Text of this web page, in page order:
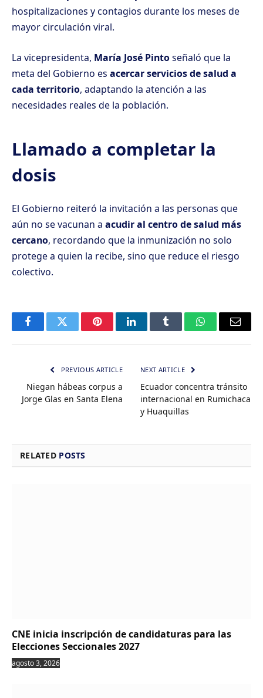
hospitalizaciones y contagios durante los meses de
mayor circulación viral.
La vicepresidenta, María José Pintoseñaló que la
meta del Gobierno es acercar servicios de salud a
cada territorio, adaptando la atención a las
necesidades reales de la población.
Llamado a completar la
dosis
El Gobierno reiteró la invitación a las personas que
aún no se vacunan a acudir al centro de salud más
cercano, recordando que la inmunización no solo
protege a quien la recibe, sino que reduce el riesgo
colectivo.
FacebookTwitter PinterestLinkedInTumblr WhatsAppEmail
PREVIOUS ARTICLE
Niegan hábeas corpus a
Jorge Glas en Santa Elena
NEXT ARTICLE
Ecuador concentra tránsito
internacional en Rumichaca
y Huaquillas
RELATED POSTS
CNE inicia inscripción de candidaturas para las
Elecciones Seccionales 2027
agosto 3, 2026